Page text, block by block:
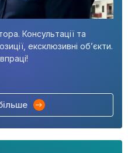
Консультації та
ексклюзивні об’єкти.